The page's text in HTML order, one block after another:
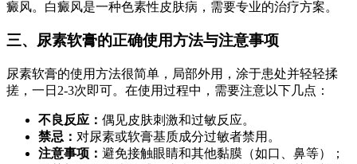
癜风。白癜风是一种色素性皮肤病，需要专业的治疗方案。
三、尿素软膏的正确使用方法与注意事项
尿素软膏的使用方法很简单，局部外用，涂于患处并轻轻揉
搓，一日2-3次即可。在使用过程中，需要注意以下几点：
不良反应： 偶见皮肤刺激和过敏反应。
禁忌： 对尿素或软膏基质成分过敏者禁用。
注意事项： 避免接触眼睛和其他黏膜（如口、鼻等）；